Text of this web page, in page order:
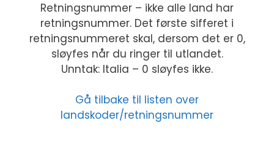
Retningsnummer – ikke alle land har
retningsnummer. Det første sifferet i
retningsnummeret skal, dersom det er 0,
sløyfes når du ringer til utlandet.
Unntak: Italia – 0 sløyfes ikke.
Gå tilbake til listen over
landskoder/retningsnummer